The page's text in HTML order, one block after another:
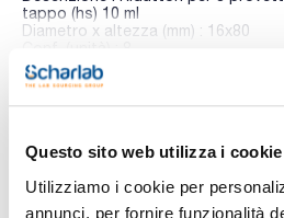
Questo sito web utilizza i cookie
Utilizziamo i cookie per
annunci, per fornire funzionalità
tappo (hs) 10 ml
Diametro x altezza (mm) : 16x80
Le centrifughe Digicen 22 si
Install), che permette di installarli
rimuovendoli dalla loro posizione.
progettate per la lavorazione di
Documentazione tecnica
TDS / Scheda tecnica